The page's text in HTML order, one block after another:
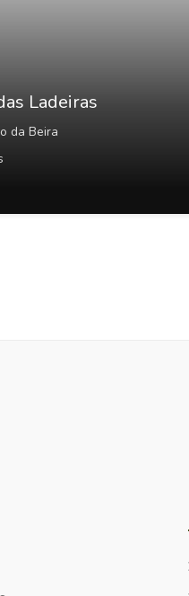
Ladeiras
da Beira